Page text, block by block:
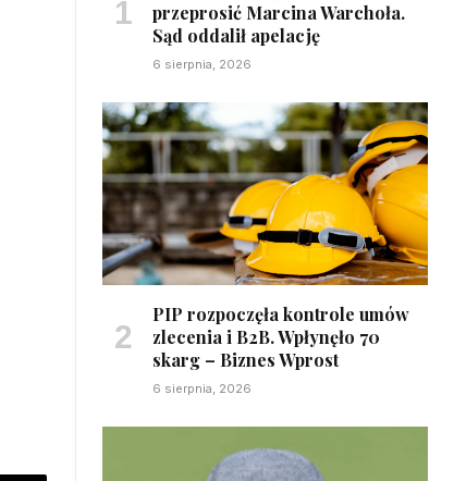
przeprosić Marcina Warchoła.
Sąd oddalił apelację
6 sierpnia, 2026
PIP rozpoczęła kontrole umów
zlecenia i B2B. Wpłynęło 70
skarg – Biznes Wprost
6 sierpnia, 2026